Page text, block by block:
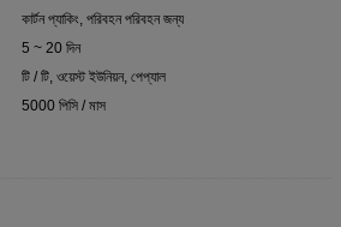
কার্টন প্যাকিং, পরিবহন পরিবহন জন্য
5 ~ 20 দিন
টি / টি, ওয়েস্ট ইউনিয়ন, পেপ্যাল
5000 পিসি / মাস